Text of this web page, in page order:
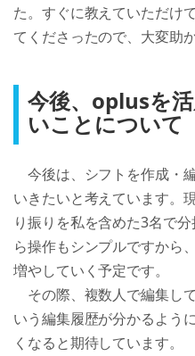
た。すぐに教えていただけ
てくださったので、大変助
今後、oplusを
いことについて
今後は、シフトを作成・
いきたいと考えています。
り振りを私を含めた3名で
ら操作もシンプルですから
増やしていく予定です。
その際、複数人で編集し
いう編集履歴が分かるよう
くなると期待しています。